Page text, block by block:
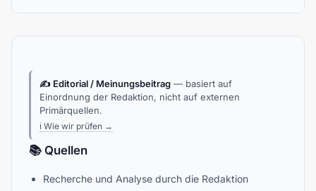
✍️ Editorial / Meinungsbeitrag — basiert auf
Einordnung der Redaktion, nicht auf externen
Primärquellen.
ℹ️ Wie wir prüfen →
📚 Quellen
Recherche und Analyse durch die Redaktion